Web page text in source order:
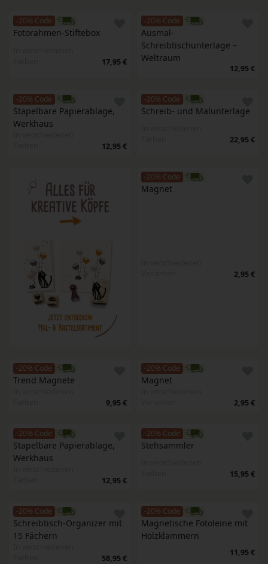
-20% Code
Fotorahmen-Stiftebox
17,95 €
-20% Code
Ausmal-
Schreibtischunterlage –
Weltraum
12,95 €
-20% Code
Stapelbare Papierablage,
Werkhaus
12,95 €
-20% Code
Schreib- und Malunterlage
22,95 €
-20% Code
Magnet
2,95 €
-20% Code
Trend Magnete
9,95 €
-20% Code
Magnet
2,95 €
-20% Code
Stapelbare Papierablage,
Werkhaus
12,95 €
-20% Code
Stehsammler
15,95 €
-20% Code
Schreibtisch-Organizer mit
15 Fächern
58,95 €
-20% Code
Magnetische Fotoleine mit
Holzklammern
11,95 €